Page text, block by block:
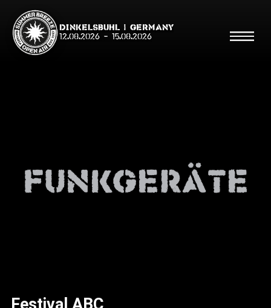
Dinkelsbühl | Germany
12.08.2026 - 15.08.2026
Shop
funkgeräte